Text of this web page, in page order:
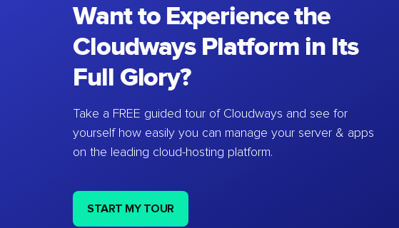
Want to Experience the
Cloudways Platform in Its
Full Glory?
Take a FREE guided tour of Cloudways and see for
yourself how easily you can manage your server & apps
on the leading cloud-hosting platform.
START MY TOUR